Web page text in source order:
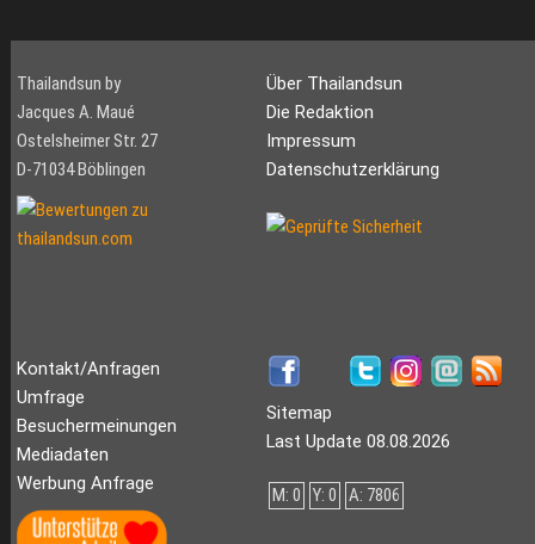
Thailandsun by
Jacques A. Maué
Ostelsheimer Str. 27
D-71034 Böblingen
Über Thailandsun
Die Redaktion
Impressum
Datenschutzerklärung
Kontakt/Anfragen
Umfrage
Besuchermeinungen
Mediadaten
Werbung Anfrage
Sitemap
Last Update 08.08.2026
M: 0 Y: 0 A: 7806